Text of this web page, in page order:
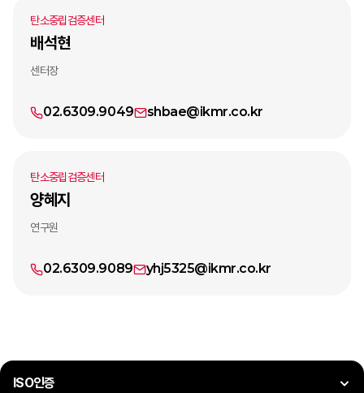
탄소중립검증센터
배석현
센터장
02.6309.9049 shbae@ikmr.co.kr
탄소중립검증센터
양혜지
연구원
02.6309.9089 yhj5325@ikmr.co.kr
ISO인증